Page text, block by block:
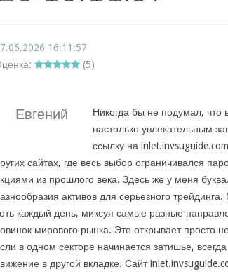
16:11:57
(5)
Евгений
Никогда бы не подумал, что
настолько увлекательным
ссылку на
сайтах, где весь выбор ограничивался
из прошлого века. Здесь же у меня
активов для серьезного
каждый день, миксуя самые разные
мирового рынка. Это открывает просто
в одном секторе начинается затишье,
в другой вкладке. Сайт